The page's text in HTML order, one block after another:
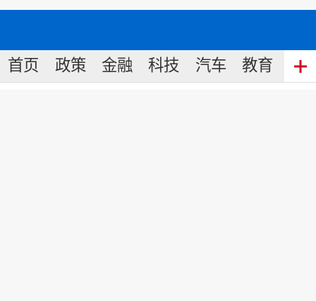
首页 政策 金融 科技 汽车 教育 食